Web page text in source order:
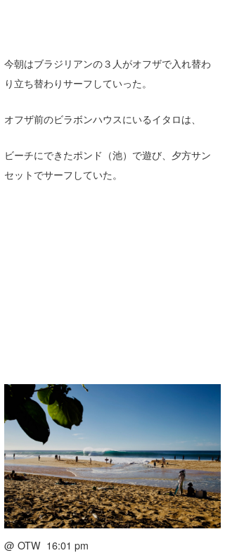
今朝はブラジリアンの３人がオフザで入れ替わ
り立ち替わりサーフしていった。
オフザ前のビラボンハウスにいるイタロは、
ビーチにできたポンド（池）で遊び、夕方サン
セットでサーフしていた。
@ OTW 16:01 pm